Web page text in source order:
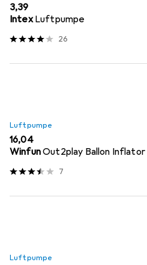
EUR
3,39
Intex Luftpumpe
26
Luftpumpe
EUR
16,04
WinfunOut2play Ballon Inflator
7
Luftpumpe